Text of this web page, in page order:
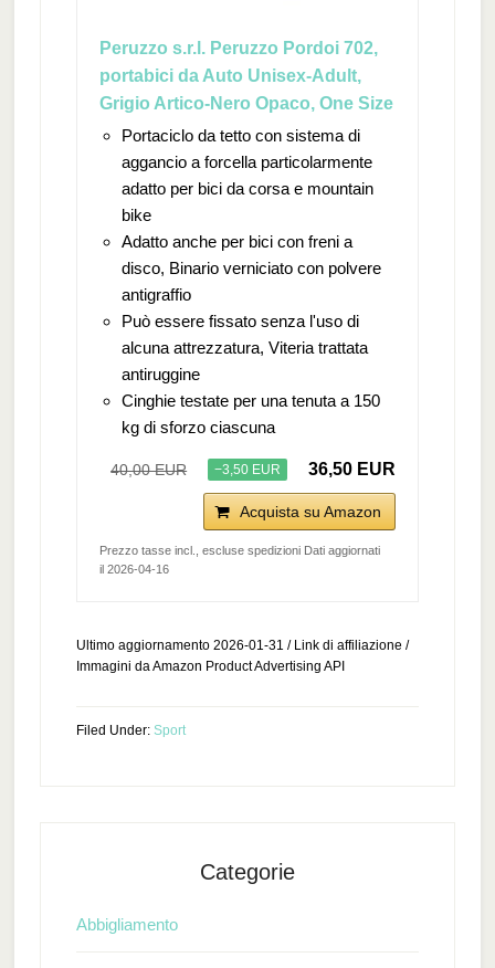
Peruzzo s.r.l. Peruzzo Pordoi 702,
portabici da Auto Unisex-Adult,
Grigio Artico-Nero Opaco, One Size
Portaciclo da tetto con sistema di
aggancio a forcella particolarmente
adatto per bici da corsa e mountain
bike
Adatto anche per bici con freni a
disco, Binario verniciato con polvere
antigraffio
Può essere fissato senza l'uso di
alcuna attrezzatura, Viteria trattata
antiruggine
Cinghie testate per una tenuta a 150
kg di sforzo ciascuna
40,00 EUR −3,50 EUR 36,50 EUR
Acquista su Amazon
Prezzo tasse incl., escluse spedizioni Dati aggiornati
il 2026-04-16
Ultimo aggiornamento 2026-01-31 / Link di affiliazione /
Immagini da Amazon Product Advertising API
Filed Under: Sport
Categorie
Abbigliamento